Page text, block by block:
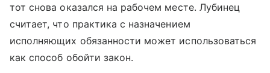
тот снова оказался на рабочем месте. Лубинец
считает, что практика с назначением
исполняющих обязанности может использоваться
как способ обойти закон.